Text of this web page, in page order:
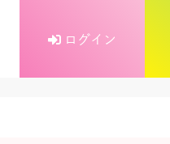
ログイン